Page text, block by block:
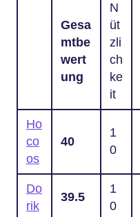
Gesa
mtbe
wert
ung
N
üt
zli
ch
ke
it
Ho
co
os
40
1
0
Do
rik
39.5
1
0